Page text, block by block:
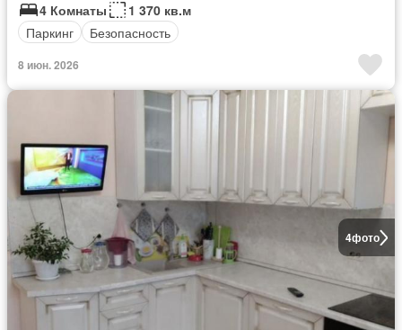
4 Комнаты
1 370 кв.м
Паркинг
Безопасность
8 июн. 2026
4фото